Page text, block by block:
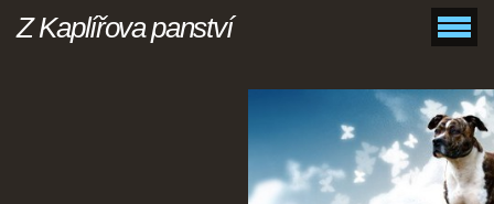
Z Kaplířova panství